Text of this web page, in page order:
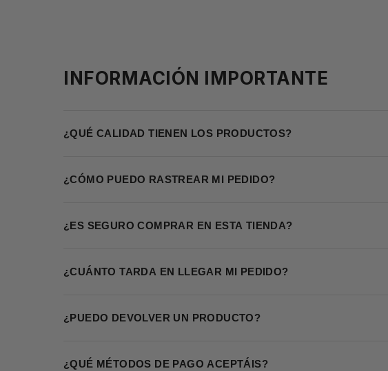
INFORMACIÓN IMPORTANTE
¿QUÉ CALIDAD TIENEN LOS PRODUCTOS?
¿CÓMO PUEDO RASTREAR MI PEDIDO?
¿ES SEGURO COMPRAR EN ESTA TIENDA?
¿CUÁNTO TARDA EN LLEGAR MI PEDIDO?
¿PUEDO DEVOLVER UN PRODUCTO?
¿QUÉ MÉTODOS DE PAGO ACEPTÁIS?